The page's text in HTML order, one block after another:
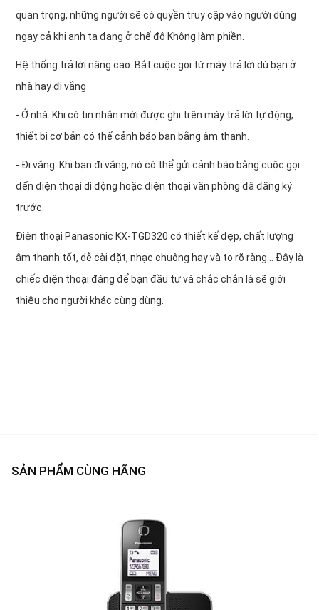
quan trọng, những người sẽ có quyền truy cập vào người dùng
ngay cả khi anh ta đang ở chế độ Không làm phiền.
Hệ thống trả lời nâng cao: Bắt cuộc gọi từ máy trả lời dù bạn ở
nhà hay đi vắng
- Ở nhà: Khi có tin nhắn mới được ghi trên máy trả lời tự động,
thiết bị cơ bản có thể cảnh báo bạn bằng âm thanh.
- Đi vắng: Khi bạn đi vắng, nó có thể gửi cảnh báo bằng cuộc gọi
đến điện thoại di động hoặc điện thoại văn phòng đã đăng ký
trước.
Điện thoại Panasonic KX-TGD320 có thiết kế đẹp, chất lượng
âm thanh tốt, dễ cài đặt, nhạc chuông hay và to rõ ràng... Đây là
chiếc điện thoại đáng để bạn đầu tư và chắc chắn là sẽ giới
thiệu cho người khác cùng dùng.
SẢN PHẨM CÙNG HÃNG